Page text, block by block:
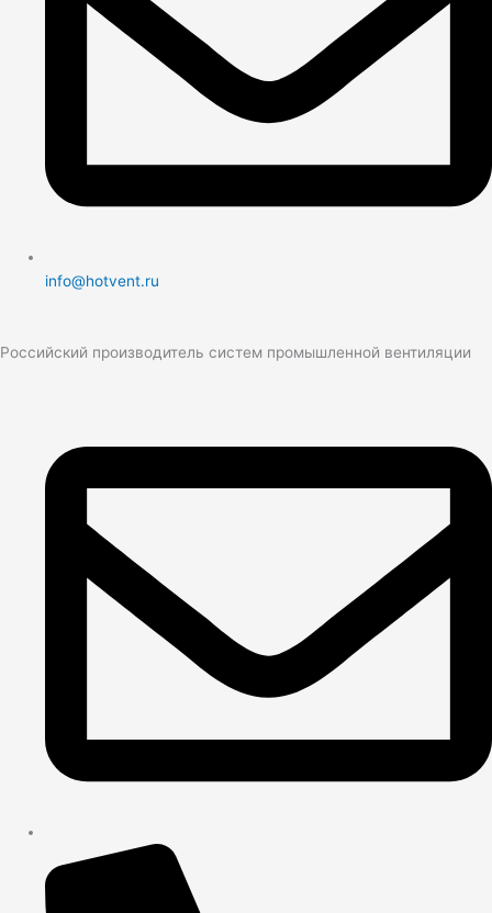
info@hotvent.ru
Российский производитель систем промышленной вентиляции